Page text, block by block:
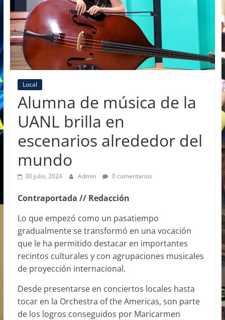
Local
Alumna de música de la
UANL brilla en
escenarios alrededor del
mundo
30 julio, 2024 Admin 0 comentarios
Contraportada // Redacción
Lo que empezó como un pasatiempo
gradualmente se transformó en una vocación
que le ha permitido destacar en importantes
recintos culturales y con agrupaciones musicales
de proyección internacional.
Desde presentarse en conciertos locales hasta
tocar en la Orchestra of the Americas, son parte
de los logros conseguidos por Maricarmen